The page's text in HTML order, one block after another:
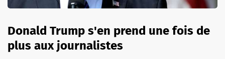
Donald Trump s'en prend une fois de
plus aux journalistes